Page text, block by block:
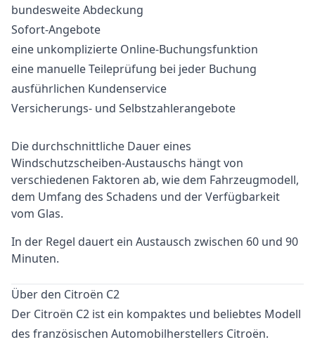
bundesweite Abdeckung
Sofort-Angebote
eine unkomplizierte Online-Buchungsfunktion
eine manuelle Teileprüfung bei jeder Buchung
ausführlichen Kundenservice
Versicherungs- und Selbstzahlerangebote
Die durchschnittliche Dauer eines
Windschutzscheiben-Austauschs hängt von
verschiedenen Faktoren ab, wie dem Fahrzeugmodell,
dem Umfang des Schadens und der Verfügbarkeit
vom Glas.
In der Regel dauert ein Austausch zwischen 60 und 90
Minuten.
Über den Citroën C2
Der Citroën C2 ist ein kompaktes und beliebtes Modell
des französischen Automobilherstellers Citroën.